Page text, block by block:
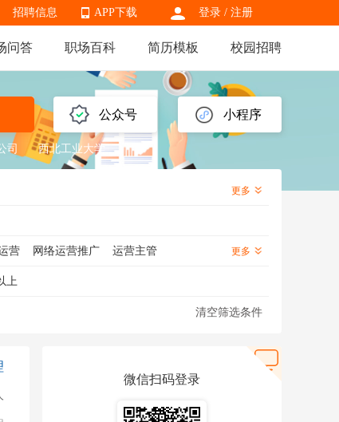
登录 / 注册
APP下载
APP下载
招聘信息
问答 职场百科 简历模板 校园招聘
公众号 小程序
司 西北工业大学
更多
营 网络运营推广
运营主管
更多
上
清空筛选条件
微信扫码登录